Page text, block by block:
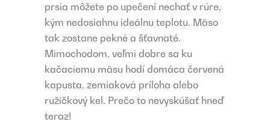
prsia môžete po upečení nechať v rúre,
kým nedosiahnu ideálnu teplotu. Mäso
tak zostane pekné a šťavnaté.
Mimochodom, veľmi dobre sa ku
kačaciemu mäsu hodí domáca červená
kapusta, zemiaková príloha alebo
ružičkový kel. Prečo to nevyskúšať hneď
teraz!